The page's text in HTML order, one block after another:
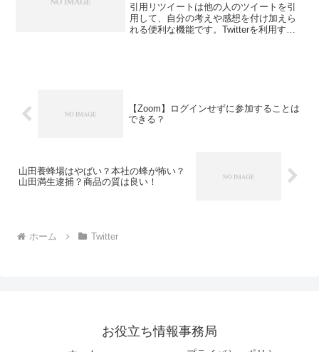
引用リツイートは他の人のツイートを引
用して、自分の考えや感想を付け加えら
れる便利な機能です。Twitterを利用する
【Zoom】ログインせずに参加することは
できる？
山田養蜂場はやばい？本社の蜂が怖い？
山田満生逮捕？商品の質は良い！
ホーム Twitter
お役立ち情報事務局